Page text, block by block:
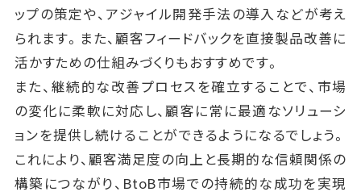
ップの策定や、アジャイル開発手法の導入などが考え
られます。また、顧客フィードバックを直接製品改善に
活かすための仕組みづくりもおすすめです。
また、継続的な改善プロセスを確立することで、市場
の変化に柔軟に対応し、顧客に常に最適なソリューシ
ョンを提供し続けることができるようになるでしょう。
これにより、顧客満足度の向上と長期的な信頼関係の
構築につながり、BtoB市場での持続的な成功を実現